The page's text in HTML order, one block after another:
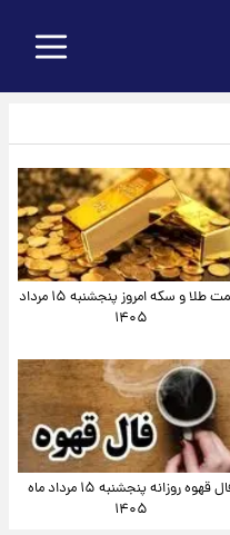
قیمت طلا و سکه امروز پنجشنبه ۱۵ مرداد
۱۴۰۵
فال قهوه روزانه پنجشنبه ۱۵ مرداد ماه
۱۴۰۵